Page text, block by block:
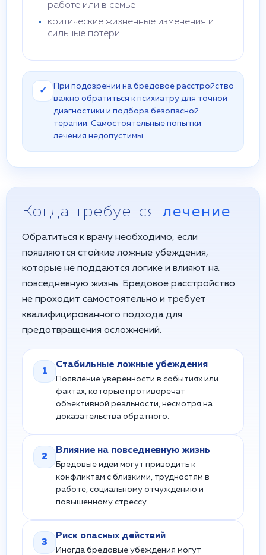
работе или в семье
критические жизненные изменения и
сильные потери
✓
При подозрении на бредовое расстройство
важно обратиться к психиатру для точной
диагностики и подбора безопасной
терапии. Самостоятельные попытки
лечения недопустимы.
Когда требуется лечение
Обратиться к врачу необходимо, если
появляются стойкие ложные убеждения,
которые не поддаются логике и влияют на
повседневную жизнь. Бредовое расстройство
не проходит самостоятельно и требует
квалифицированного подхода для
предотвращения осложнений.
1
Стабильные ложные убеждения
Появление уверенности в событиях или
фактах, которые противоречат
объективной реальности, несмотря на
доказательства обратного.
2
Влияние на повседневную жизнь
Бредовые идеи могут приводить к
конфликтам с близкими, трудностям в
работе, социальному отчуждению и
повышенному стрессу.
3
Риск опасных действий
Иногда бредовые убеждения могут